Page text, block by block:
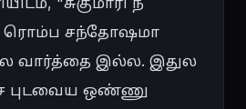
ரொம்ப சந்தோஷமா
வார்த்தை இல்ல. இதுல
புடவைய ஒண்ணு